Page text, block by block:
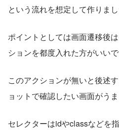
という流れを想定して作りまし
ポイントとしては画面遷移後
ションを都度入れた方がいいで
このアクションが無いと後述
ョットで確認したい画面がう
セレクターはidやclassなどを指